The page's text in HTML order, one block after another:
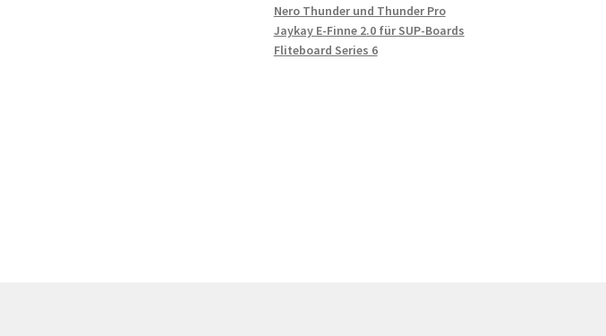
Nero Thunder und Thunder Pro
Jaykay E-Finne 2.0 für SUP-Boards
Fliteboard Series 6